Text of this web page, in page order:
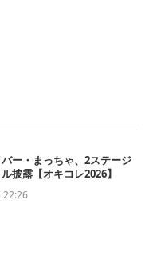
ー・まっちゃ、2ステージ
披露【オキコレ2026】
22:26